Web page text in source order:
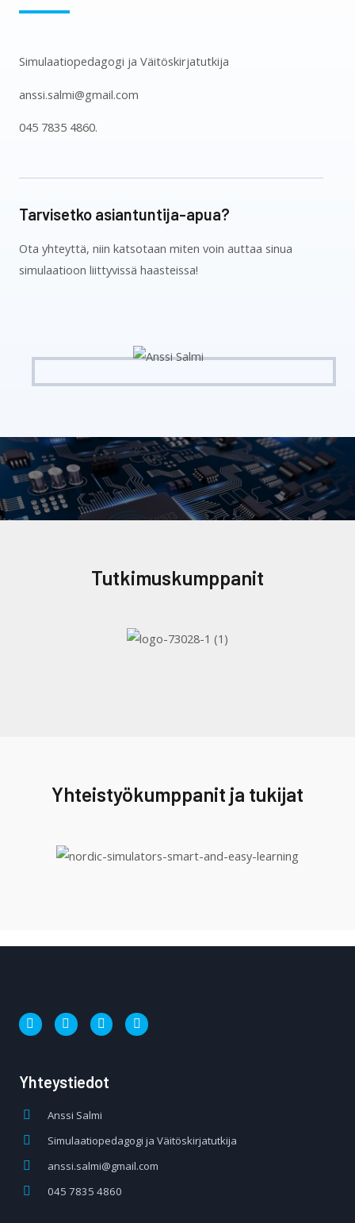
Simulaatiopedagogi ja Väitöskirjatutkija
anssi.salmi@gmail.com
045 7835 4860.
Tarvisetko asiantuntija-apua?
Ota yhteyttä, niin katsotaan miten voin auttaa sinua
simulaatioon liittyvissä haasteissa!
Tutkimuskumppanit
Yhteistyökumppanit ja tukijat
Yhteystiedot
Anssi Salmi
Simulaatiopedagogi ja Väitöskirjatutkija
anssi.salmi@gmail.com
045 7835 4860